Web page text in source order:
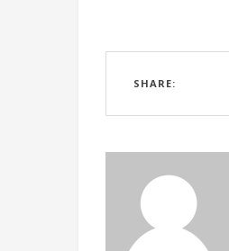
SHARE: